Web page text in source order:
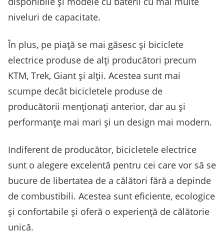
niveluri de capacitate.
În plus, pe piață se mai găsesc și biciclete
electrice produse de alți producători precum
KTM, Trek, Giant și alții. Acestea sunt mai
scumpe decât bicicletele produse de
producătorii menționați anterior, dar au și
performanțe mai mari și un design mai modern.
Indiferent de producător, bicicletele electrice
sunt o alegere excelentă pentru cei care vor să se
bucure de libertatea de a călători fără a depinde
de combustibili. Acestea sunt eficiente, ecologice
și confortabile și oferă o experiență de călătorie
unică.